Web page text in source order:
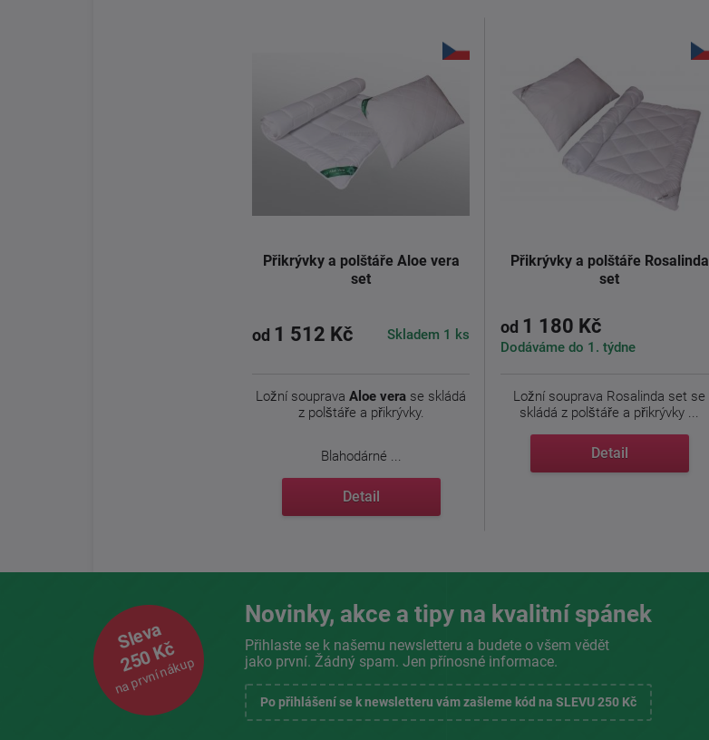
Přikrývky a polštáře Aloe vera
set
od 1 512 Kč Skladem 1 ks
Ložní souprava Aloe vera se skládá
z polštáře a přikrývky.
Blahodárné ...
Detail
Přikrývky a polštáře Rosalinda
set
od 1 180 Kč
Dodáváme do 1. týdne
Ložní souprava Rosalinda set se
skládá z polštáře a přikrývky ...
Detail
Sleva
250 Kč
na první nákup
Novinky, akce a tipy na kvalitní spánek
Přihlaste se k našemu newsletteru a budete o všem vědět
jako první. Žádný spam. Jen přínosné informace.
Po přihlášení se k newsletteru vám zašleme kód na SLEVU 250 Kč